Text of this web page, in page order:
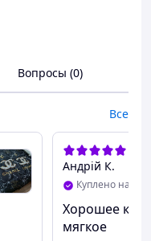
Вопросы (0)
Все
Андрій К.
Куплено на
Хорошее
мягкое